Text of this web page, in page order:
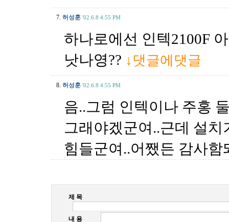
7. 허성훈 '02.6.8 4:55 PM
하나로에선 인텍2100F
낫나영?? ↓댓글에댓글
8. 허성훈 '02.6.8 4:55 PM
음..그럼 인텍이나 주홍
그래야겠군여..근데 설
힘들군여..어쨌든 감사
제 목
내 용